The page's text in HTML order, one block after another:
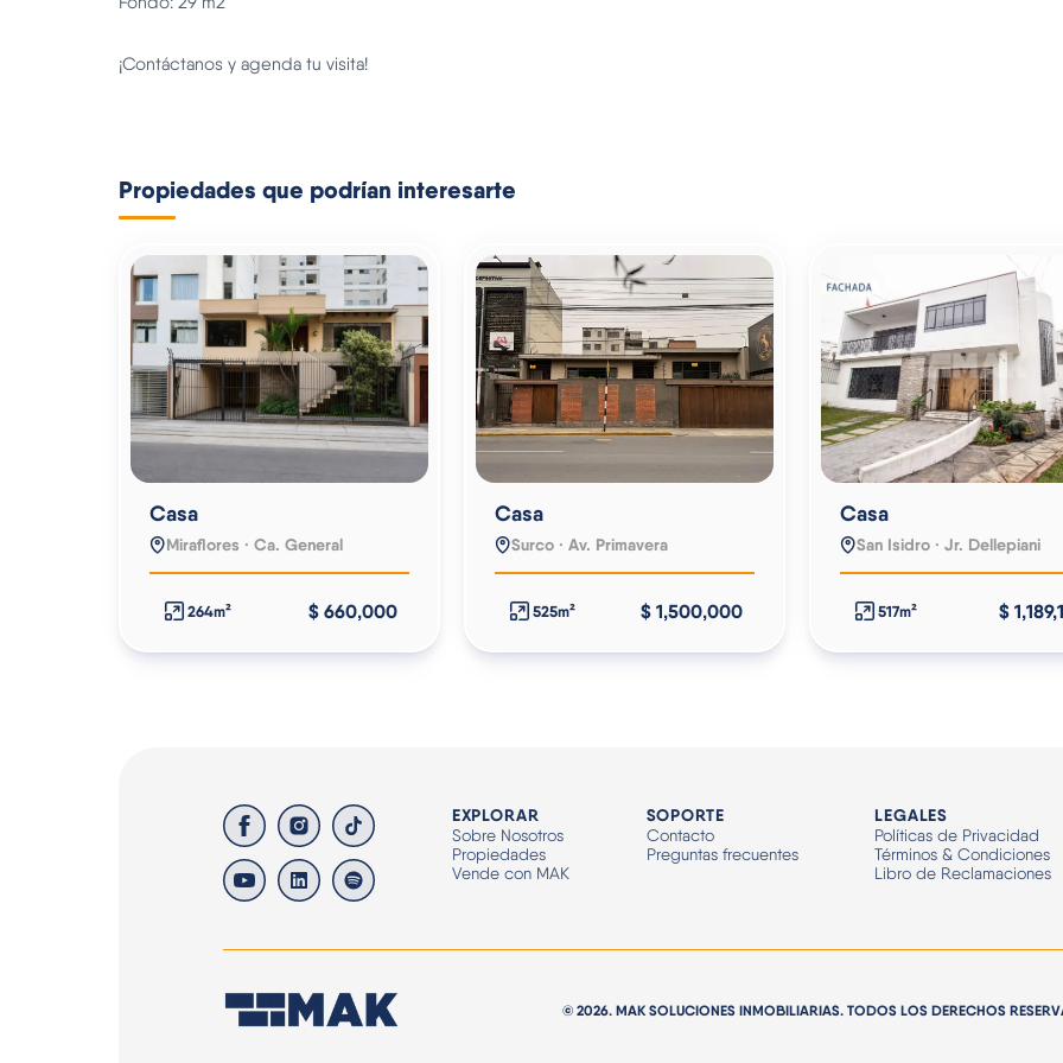
¡Contáctanos y agenda tu visita!
Propiedades que podrían interesarte
Casa
Miraflores · Ca. General
264m² $ 660,000
Casa
Surco · Av. Primavera
525m² $ 1,500,000
Casa
San Isidro · Jr. Dellepiani
517m² $
EXPLORAR
Sobre Nosotros
Propiedades
Vende con MAK
SOPORTE
Contacto
Preguntas frecuentes
LEGALES
Políticas de Privacidad
Términos & Condiciones
Libro de Reclamaciones
© 2026. MAK SOLUCIONES INMOBILIARIAS. TODOS LOS DERECHOS